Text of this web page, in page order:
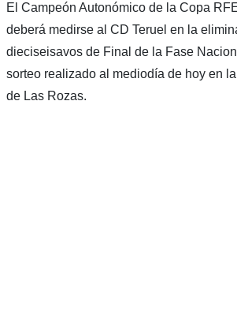
El Campeón Autonómico de la Copa
deberá medirse al CD Teruel en la
dieciseisavos de Final de la Fase
sorteo realizado al mediodía de hoy en
de Las Rozas.